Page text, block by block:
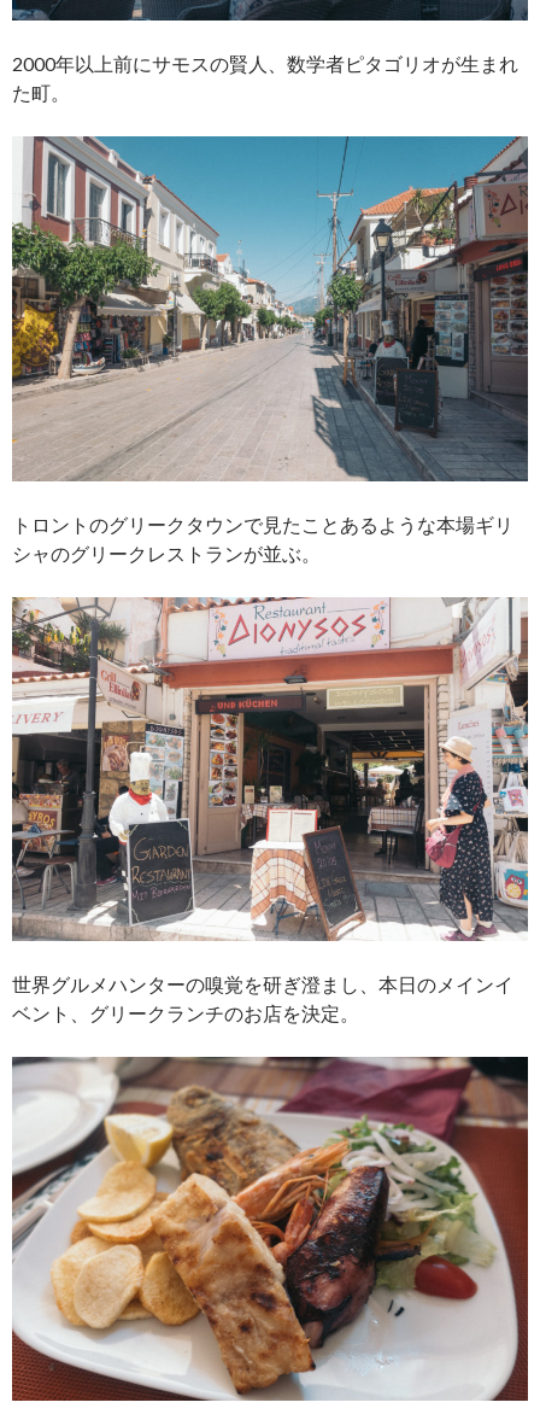
2000年以上前にサモスの賢人、数学者ピタゴリオが生まれ
た町。
トロントのグリークタウンで見たことあるような本場ギリ
シャのグリークレストランが並ぶ。
世界グルメハンターの嗅覚を研ぎ澄まし、本日のメインイ
ベント、グリークランチのお店を決定。